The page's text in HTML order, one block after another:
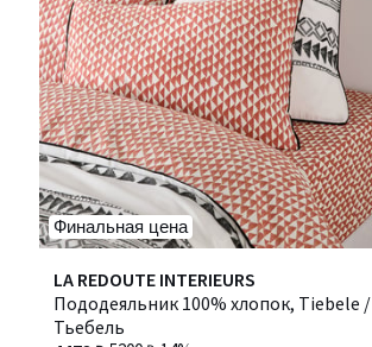
Финальная цена
LA REDOUTE INTERIEURS
Пододеяльник 100% хлопок, Tiebele /
Тьебель
4,4
/ 5